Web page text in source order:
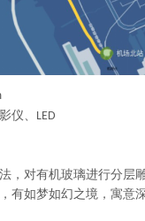
仪、 LED
，对有机玻璃进行分层
有如梦如幻之境，寓意